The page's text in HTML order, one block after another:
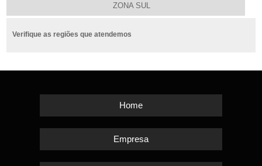
ZONA SUL
Verifique as regiões que atendemos
Home
Empresa